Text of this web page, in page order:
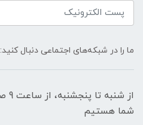
ما را در شبکه‌های اجتماعی دنبال کنید:
شما هستیم